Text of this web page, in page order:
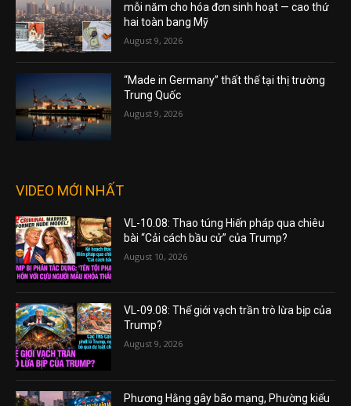
mỗi năm cho hóa đơn sinh hoạt — cao thứ
hai toàn bang Mỹ
August 9, 2026
“Made in Germany” thất thế tại thị trường
Trung Quốc
August 9, 2026
VIDEO MỚI NHẤT
VL-10.08: Thao túng Hiến pháp qua chiêu
bài “Cải cách bầu cử” của Trump?
August 10, 2026
VL-09.08: Thế giới vạch trần trò lừa bịp của
Trump?
August 9, 2026
Phương Hằng gây bão mạng, Phường kiểu